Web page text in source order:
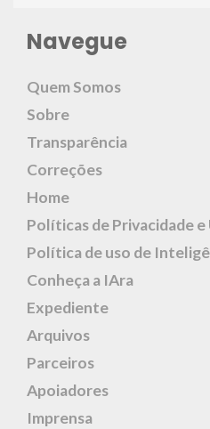
Navegue
Quem Somos
Sobre
Transparência
Correções
Home
Políticas de Privacidade
Política de uso de
Conheça a IAra
Expediente
Arquivos
Parceiros
Apoiadores
Imprensa